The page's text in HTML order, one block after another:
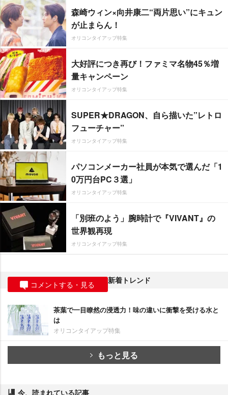
森崎ウィン×向井康二“両片思い”にキュン
が止まらん！
オリコンタイアップ特集
大好評につき再び！ファミマ名物45％増
量キャンペーン
オリコンタイアップ特集
SUPER★DRAGON、自ら描いた”レトロ
フューチャー”
オリコンタイアップ特集
パソコンメーカー社員が本気で選んだ「1
0万円台PC３選」
オリコンタイアップ特集
「別班のよう」腕時計で『VIVANT』の
世界観再現
オリコンタイアップ特集
コメントする・見る 新着トレンド
茶葉で一目瞭然の浸透力！味の違いに衝撃を受ける水と
は
オリコンタイアップ特集
もっと見る
今、読まれている記事